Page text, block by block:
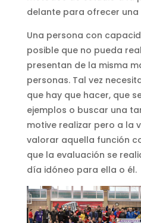
delante para ofrecer
Una persona con
posible que no pueda
presentan de la misma
personas. Tal vez
que hay que hacer, que
ejemplos o buscar una
motive realizar pero a la
valorar aquella función
que la evaluación se
día idóneo para ella o él.